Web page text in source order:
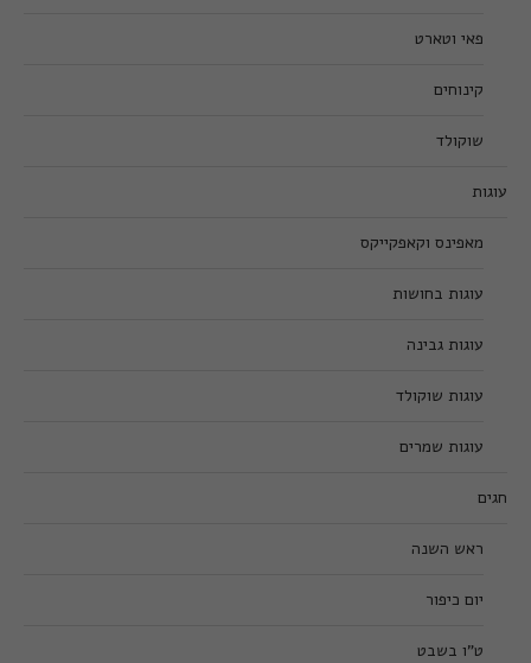
פאי וטארט
קינוחים
שוקולד
עוגות
מאפינס וקאפקייקס
עוגות בחושות
עוגות גבינה
עוגות שוקולד
עוגות שמרים
חגים
ראש השנה
יום כיפור
ט”ו בשבט